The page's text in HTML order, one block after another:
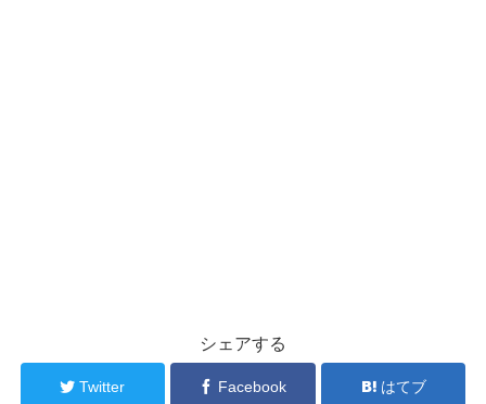
シェアする
Twitter Facebook はてブ